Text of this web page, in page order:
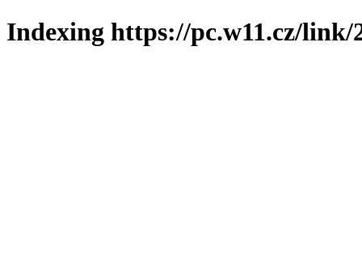
Indexing https://pc.w11.cz/link/